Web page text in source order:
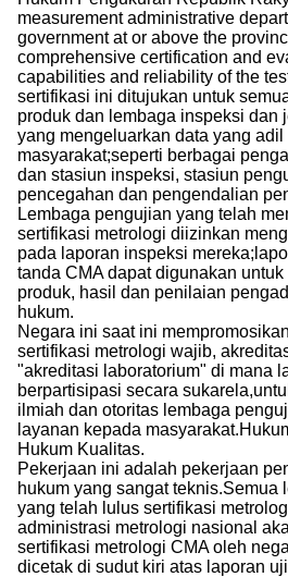
measurement administrative
government at or above the
comprehensive certification and
capabilities and reliability of the
sertifikasi ini ditujukan untuk
produk dan lembaga inspeksi dan
yang mengeluarkan data yang adil
masyarakat;seperti berbagai
dan stasiun inspeksi, stasiun
pencegahan dan pengendalian
Lembaga pengujian yang telah
sertifikasi metrologi diizinkan
pada laporan inspeksi
tanda CMA dapat digunakan
produk, hasil dan penilaian
hukum.
Negara ini saat ini
sertifikasi metrologi wajib,
"akreditasi laboratorium" di mana
berpartisipasi secara
ilmiah dan otoritas lembaga
layanan kepada
Hukum Kualitas.
Pekerjaan ini adalah pekerjaan
hukum yang sangat teknis.Semua
yang telah lulus sertifikasi
administrasi metrologi nasional
sertifikasi metrologi CMA oleh
dicetak di sudut kiri atas laporan